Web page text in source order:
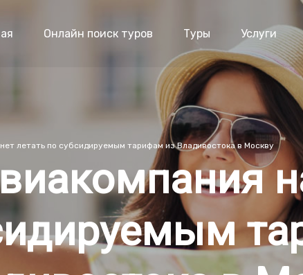
Онлайн поиск туров Туры Услуги
летать по субсидируемым тарифам из Владивостока в Москву